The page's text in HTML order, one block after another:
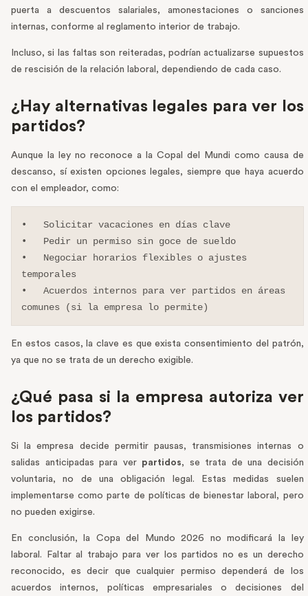
puerta a descuentos salariales, amonestaciones o sanciones
internas, conforme al reglamento interior de trabajo.
Incluso, si las faltas son reiteradas, podrían actualizarse supuestos
de rescisión de la relación laboral, dependiendo de cada caso.
¿Hay alternativas legales para ver los
partidos?
Aunque la ley no reconoce a la Copal del Mundi como causa de
descanso, sí existen opciones legales, siempre que haya acuerdo
con el empleador, como:
•   Solicitar vacaciones en días clave
•   Pedir un permiso sin goce de sueldo
•   Negociar horarios flexibles o ajustes
temporales
•   Acuerdos internos para ver partidos en áreas
comunes (si la empresa lo permite)
En estos casos, la clave es que exista consentimiento del patrón,
ya que no se trata de un derecho exigible.
¿Qué pasa si la empresa autoriza ver
los partidos?
Si la empresa decide permitir pausas, transmisiones internas o
salidas anticipadas para ver partidos, se trata de una decisión
voluntaria, no de una obligación legal. Estas medidas suelen
implementarse como parte de políticas de bienestar laboral, pero
no pueden exigirse.
En conclusión, la Copa del Mundo 2026 no modificará la ley
laboral. Faltar al trabajo para ver los partidos no es un derecho
reconocido, es decir que cualquier permiso dependerá de los
acuerdos internos, políticas empresariales o decisiones del